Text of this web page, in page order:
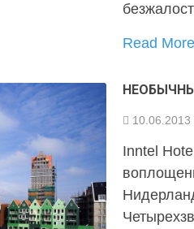
Read
10.06.2013
Inntel